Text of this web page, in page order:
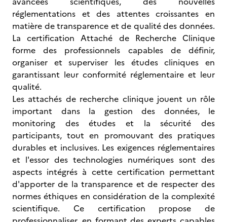
réglementations et des attentes croissantes en
matière de transparence et de qualité des données.
La certification Attaché de Recherche Clinique
forme des professionnels capables de définir,
organiser et superviser les études cliniques en
garantissant leur conformité réglementaire et leur
qualité.
Les attachés de recherche clinique jouent un rôle
important dans la gestion des données, le
monitoring des études et la sécurité des
participants, tout en promouvant des pratiques
durables et inclusives. Les exigences réglementaires
et l'essor des technologies numériques sont des
aspects intégrés à cette certification permettant
d'apporter de la transparence et de respecter des
normes éthiques en considération de la complexité
scientifique. Ce certification propose de